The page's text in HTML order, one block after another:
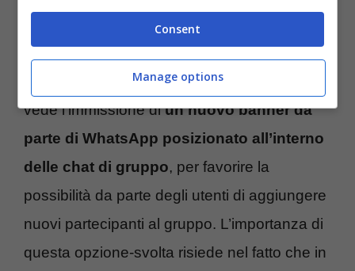
WhatsApp, il nuovo banner in arrivo è svolta per i gruppi
Dagli screeen mostrati da wabetainfo, si
vede l’immissione diun nuovo banner da
parte di WhatsApp posizionato all’interno
delle chat di gruppo, per favorire la
possibilità da parte degli utenti di aggiungere
nuovi partecipanti al gruppo. L’importanza di
questa opzione-svolta risiede nel fatto che in
Consent
Manage options